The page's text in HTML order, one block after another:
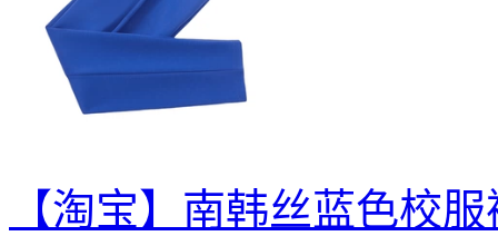
【淘宝】南韩丝蓝色校